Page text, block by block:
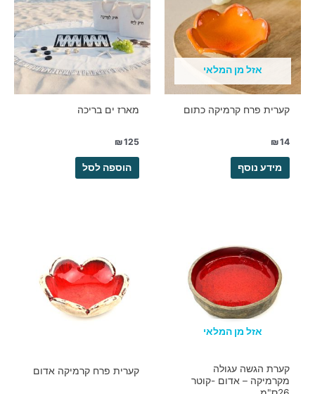
אזל מן המלאי
קערית פרח קרמיקה כתום
₪14
מידע נוסף
מארז ים בריכה
₪125
הוספה לסל
אזל מן המלאי
קערת הגשה עגולה
מקרמיקה – אדום -קוטר
קערית פרח קרמיקה אדום